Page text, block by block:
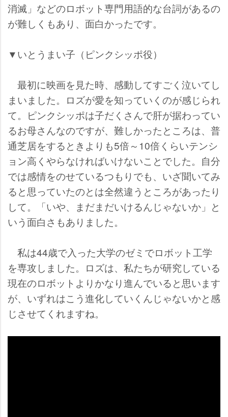
消滅」などのロボット専門用語的な台詞があるの
が難しくもあり、面白かったです。
▼いとうまい子（ピンクシッポ役）
最初に映画を見た時、感動してすごく泣いてし
まいました。ロズが愛を知っていくのが感じられ
て。ピンクシッポは子だくさんで肝が据わってい
るお母さんなのですが、難しかったところは、普
通芝居をするときよりも5倍～10倍くらいテンシ
ョン高くやらなければいけないことでした。自分
では感情をのせているつもりでも、いざ聞いてみ
ると思っていたのとは全然違うところがあったり
して。「いや、まだまだいけるんじゃないか」と
いう面白さもありました。
私は44歳で入った大学のゼミでロボット工学
を専攻しました。ロズは、私たちが研究している
現在のロボットよりかなり進んでいると思います
が、いずれはこう進化していくんじゃないかと感
じさせてくれますね。